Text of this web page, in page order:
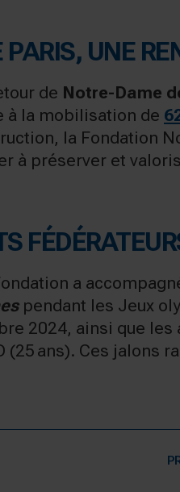
UNE
de Notre-Dame
à la mobilisation de
la Fondation
à préserver et
a
pendant les Jeux
2024, ainsi que les
(25 ans). Ces jalons